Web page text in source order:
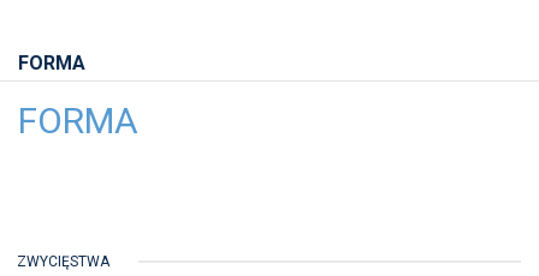
FORMA
FORMA
ZWYCIĘSTWA